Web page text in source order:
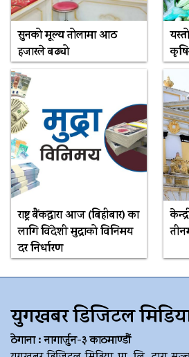
सुनको मूल्य तोलामा आठ
हजारले बढ्यो
राष्ट्र बैंकद्धारा आज (बिहीबार) का
लागि विदेशी मुद्राको विनिमय
दर निर्धारण
युगखबर डिजिटल मिडिया
ठेगाना : नागार्जुन-३ काठमाण्डौं